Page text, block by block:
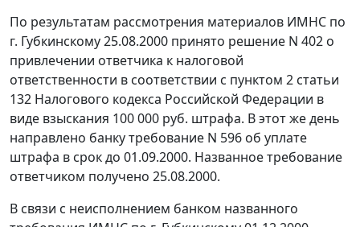
По результатам рассмотрения материалов ИМНС по
г. Губкинскому 25.08.2000 принято решение N 402 о
привлечении ответчика к налоговой
ответственности в соответствии с пунктом 2 статьи
132 Налогового кодекса Российской Федерации в
виде взыскания 100 000 руб. штрафа. В этот же день
направлено банку требование N 596 об уплате
штрафа в срок до 01.09.2000. Названное требование
ответчиком получено 25.08.2000.
В связи с неисполнением банком названного